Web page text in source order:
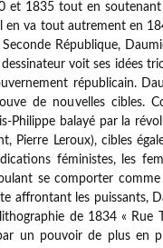
et 1835 tout en
en va tout autrement en
République,
voit ses idées
républicain.
de nouvelles cibles.
Philippe balayé par la
Pierre Leroux), cibles
féministes, les
se comporter
affrontant les puissants,
de 1834 « Rue
un pouvoir de plus en